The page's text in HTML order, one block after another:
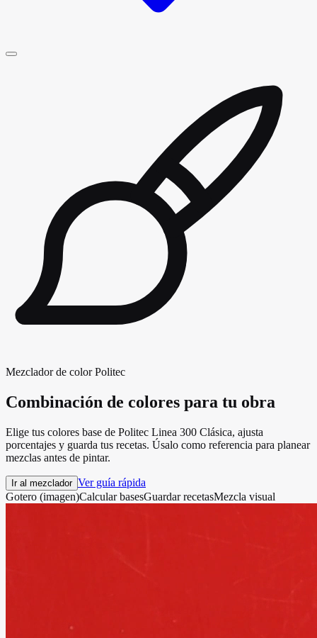
Mezclador de color Politec
Combinación de colores para tu obra
Elige tus colores base de Politec Linea 300 Clásica, ajusta
porcentajes y guarda tus recetas. Úsalo como referencia para planear
mezclas antes de pintar.
Ir al mezclador Ver guía rápida
Gotero (imagen)Calcular basesGuardar recetasMezcla visual